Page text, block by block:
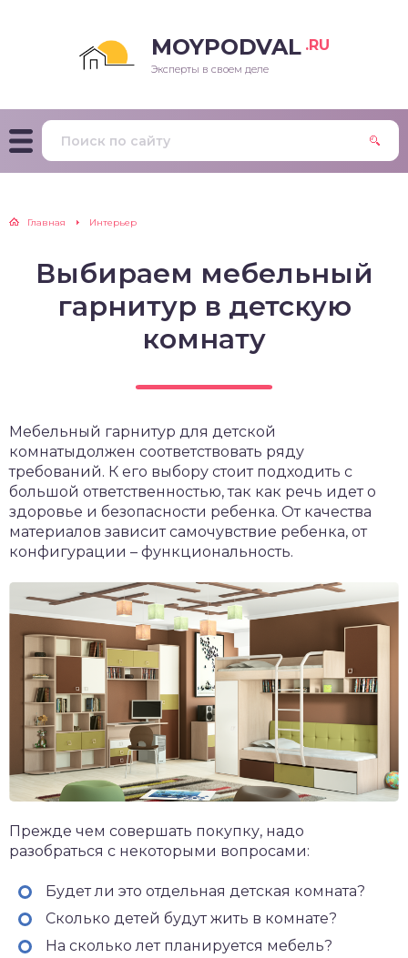
MOYPODVAL .RU
Эксперты в своем деле
Главная Интерьер
Выбираем мебельный
гарнитур в детскую
комнату
Мебельный гарнитур для детской
комнатыдолжен соответствовать ряду
требований. К его выбору стоит подходить с
большой ответственностью, так как речь идет о
здоровье и безопасности ребенка. От качества
материалов зависит самочувствие ребенка, от
конфигурации – функциональность.
Прежде чем совершать покупку, надо
разобраться с некоторыми вопросами:
Будет ли это отдельная детская комната?
Сколько детей будут жить в комнате?
На сколько лет планируется мебель?